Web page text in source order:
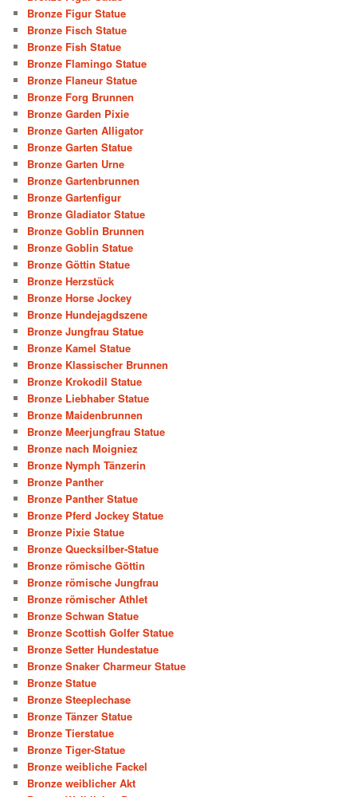
Bronze Figur Statue
Bronze Fisch Statue
Bronze Fish Statue
Bronze Flamingo Statue
Bronze Flaneur Statue
Bronze Forg Brunnen
Bronze Garden Pixie
Bronze Garten Alligator
Bronze Garten Statue
Bronze Garten Urne
Bronze Gartenbrunnen
Bronze Gartenfigur
Bronze Gladiator Statue
Bronze Goblin Brunnen
Bronze Goblin Statue
Bronze Göttin Statue
Bronze Herzstück
Bronze Horse Jockey
Bronze Hundejagdszene
Bronze Jungfrau Statue
Bronze Kamel Statue
Bronze Klassischer Brunnen
Bronze Krokodil Statue
Bronze Liebhaber Statue
Bronze Maidenbrunnen
Bronze Meerjungfrau Statue
Bronze nach Moigniez
Bronze Nymph Tänzerin
Bronze Panther
Bronze Panther Statue
Bronze Pferd Jockey Statue
Bronze Pixie Statue
Bronze Quecksilber-Statue
Bronze römische Göttin
Bronze römische Jungfrau
Bronze römischer Athlet
Bronze Schwan Statue
Bronze Scottish Golfer Statue
Bronze Setter Hundestatue
Bronze Snaker Charmeur Statue
Bronze Statue
Bronze Steeplechase
Bronze Tänzer Statue
Bronze Tierstatue
Bronze Tiger-Statue
Bronze weibliche Fackel
Bronze weiblicher Akt